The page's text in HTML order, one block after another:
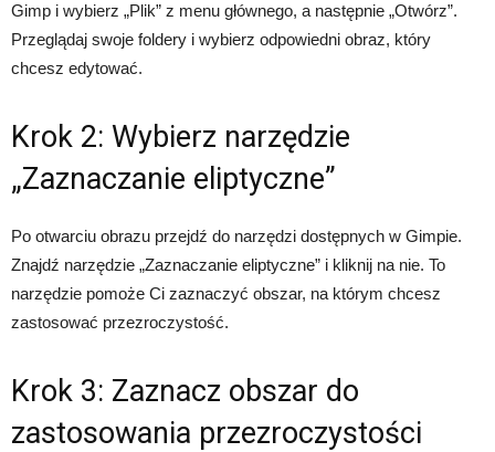
Gimp i wybierz „Plik” z menu głównego, a następnie „Otwórz”.
Przeglądaj swoje foldery i wybierz odpowiedni obraz, który
chcesz edytować.
Krok 2: Wybierz narzędzie
„Zaznaczanie eliptyczne”
Po otwarciu obrazu przejdź do narzędzi dostępnych w Gimpie.
Znajdź narzędzie „Zaznaczanie eliptyczne” i kliknij na nie. To
narzędzie pomoże Ci zaznaczyć obszar, na którym chcesz
zastosować przezroczystość.
Krok 3: Zaznacz obszar do
zastosowania przezroczystości